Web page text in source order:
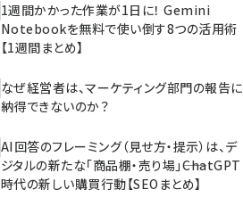
1週間かかった作業が1日に！ Gemini
Notebookを無料で使い倒す8つの活用術
【1週間まとめ】
なぜ経営者は、マーケティング部門の報告に
納得できないのか？
AI回答のフレーミング（見せ方・提示）は、デ
ジタルの新たな「商品棚・売り場」――ChatGPT
時代の新しい購買行動【SEOまとめ】